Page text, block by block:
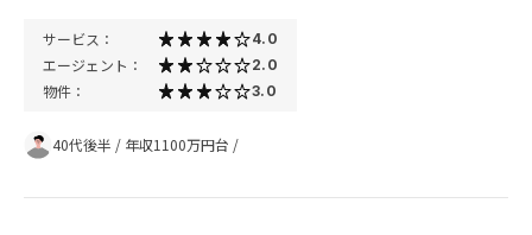
サービス： 4.0
エージェント： 2.0
物件： 3.0
40代後半 / 年収1100万円台 /